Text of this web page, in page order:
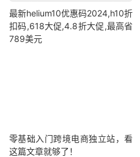
最新helium10优惠码2024,h10折
扣码,618大促,4.8折大促,最高省
789美元
零基础入门跨境电商独立站，看
这篇文章就够了！